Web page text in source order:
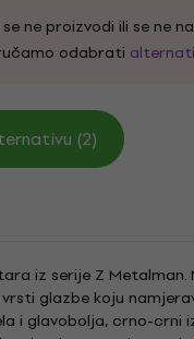
ne proizvodi ili se ne
odabrati
(2)
iz serije Z Metalman.
vrsti glazbe koju
i glavobolja, crno-crni